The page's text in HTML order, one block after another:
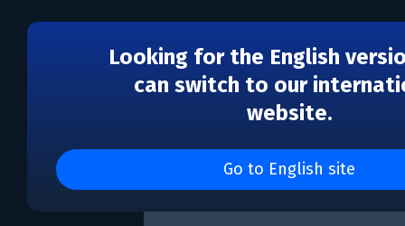
Looking for the English
can switch to our
website.
Go to English site
SCUM: Vehicle Skins
DLC